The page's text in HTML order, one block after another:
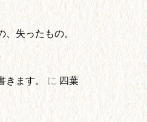
、失ったもの。
きます。 に 四葉